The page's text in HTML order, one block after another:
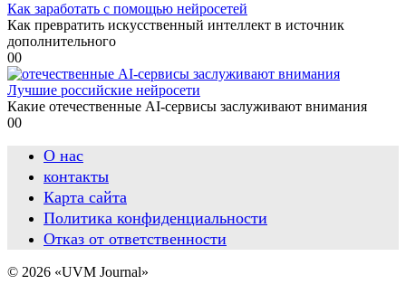
Как заработать с помощью нейросетей
Как превратить искусственный интеллект в источник
дополнительного
00
Лучшие российские нейросети
Какие отечественные AI-сервисы заслуживают внимания
00
О нас
контакты
Карта сайта
Политика конфиденциальности
Отказ от ответственности
© 2026 «UVM Journal»